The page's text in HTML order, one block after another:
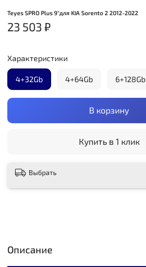
Teyes SPRO Plus 9"для KIA Sorento 2 2012-2022
23 503 ₽
В корзину
Купить в 1 клик
Характеристики
4+32Gb 4+64Gb 6+128Gb
Выбрать
Описание